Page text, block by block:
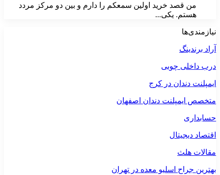
من قصد خرید اولین سمعکم را دارم و بین دو مرکز مردد
هستم. یکی...
نیازمندی‌ها
آراد برندینگ
درب داخلی چوبی
ایمپلنت دندان در کرج
متخصص ایمپلنت دندان اصفهان
حسابداری
اقتصاد دیجیتال
مقالات هلث
بهترین جراح اسلیو معده در تهران